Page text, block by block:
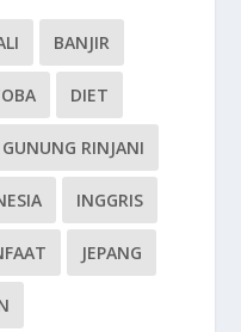
BANJIR
DIET
GUNUNG RINJANI
INGGRIS
JEPANG